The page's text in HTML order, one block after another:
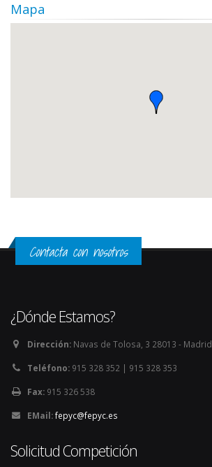
Mapa
Contacta con nosotros
¿Dónde Estamos?
Dirección: Navas de Tolosa, 3 28013 - Madrid
Teléfono: 915 328 352 | 915 328 353
Fax: 915 326 538
EMail:fepyc@fepyc.es
Solicitud Competición